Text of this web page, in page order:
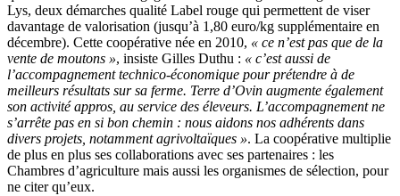
Lys, deux démarches qualité Label rouge qui permettent de viser
davantage de valorisation (jusqu’à 1,80 euro/kg supplémentaire en
décembre). Cette coopérative née en 2010, « ce n’est pas que de la
vente de moutons », insiste Gilles Duthu : « c’est aussi de
l’accompagnement technico-économique pour prétendre à de
meilleurs résultats sur sa ferme. Terre d’Ovin augmente également
son activité appros, au service des éleveurs. L’accompagnement ne
s’arrête pas en si bon chemin : nous aidons nos adhérents dans
divers projets, notamment agrivoltaïques ». La coopérative multiplie
de plus en plus ses collaborations avec ses partenaires : les
Chambres d’agriculture mais aussi les organismes de sélection, pour
ne citer qu’eux.